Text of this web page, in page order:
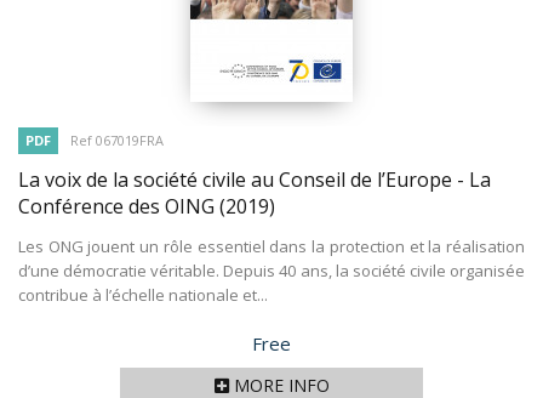
PDF Ref 067019FRA
La voix de la société civile au Conseil de l’Europe - La
Conférence des OING (2019)
Les ONG jouent un rôle essentiel dans la protection et la réalisation
d’une démocratie véritable. Depuis 40 ans, la société civile organisée
contribue à l’échelle nationale et...
Price
Free
MORE INFO